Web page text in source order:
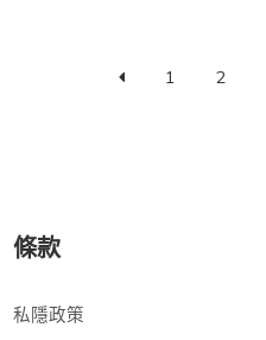
1 2
條款
私隱政策